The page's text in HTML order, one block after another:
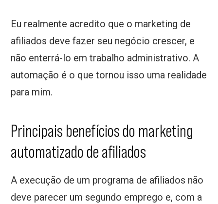
Eu realmente acredito que o marketing de
afiliados deve fazer seu negócio crescer, e
não enterrá-lo em trabalho administrativo. A
automação é o que tornou isso uma realidade
para mim.
Principais benefícios do marketing
automatizado de afiliados
A execução de um programa de afiliados não
deve parecer um segundo emprego e, com a